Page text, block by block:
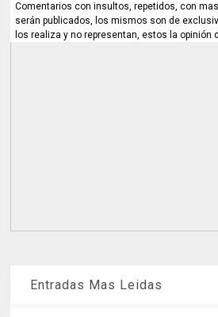
Comentarios con insultos, repetidos, con
serán publicados, los mismos son de
los realiza y no representan, estos la opinión
Entradas Mas Leidas